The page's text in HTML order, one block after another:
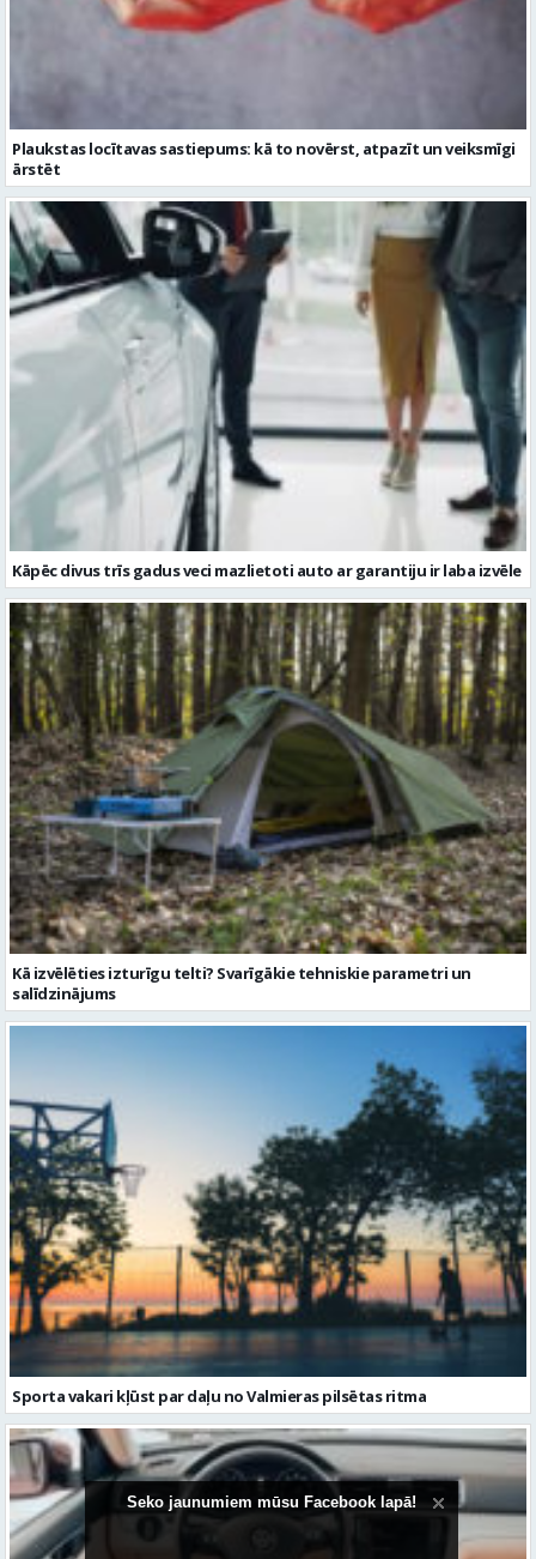
Plaukstas locītavas sastiepums: kā to novērst, atpazīt un veiksmīgi
ārstēt
Kāpēc divus trīs gadus veci mazlietoti auto ar garantiju ir laba izvēle
Kā izvēlēties izturīgu telti? Svarīgākie tehniskie parametri un
salīdzinājums
Sporta vakari kļūst par daļu no Valmieras pilsētas ritma
Seko jaunumiem mūsu Facebook lapā!